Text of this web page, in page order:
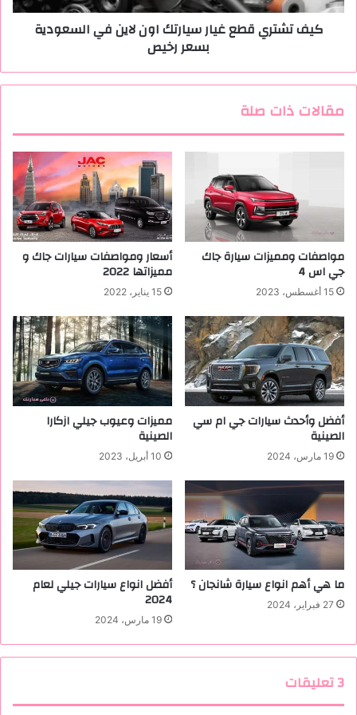
ر
ت
ا
ل
ج
و
ا
ل
س
ي
ا
ر
ة
ق
ر
و
ن
ل
ا
ن
ف
ي
ا
ل
س
ع
د
ي
ة
ب
س
ر
ر
خ
كيف تشتري قطع غيار سيارتك اون لاين في السعودية
بسعر رخيص
مقالات ذات صلة
مواصفات ومميزات سيارة جاك
جي اس 4
15 أغسطس، 2023
أسعار ومواصفات سيارات جاك و
مميزاتها 2022
15 يناير، 2022
أفضل وأحدث سيارات جي ام سي
الصينية
19 مارس، 2024
مميزات وعيوب جيلي ازكارا
الصينية
10 أبريل، 2023
ما هي أهم انواع سيارة شانجان ؟
27 فبراير، 2024
أفضل انواع سيارات جيلي لعام
2024
19 مارس، 2024
‫3 تعليقات